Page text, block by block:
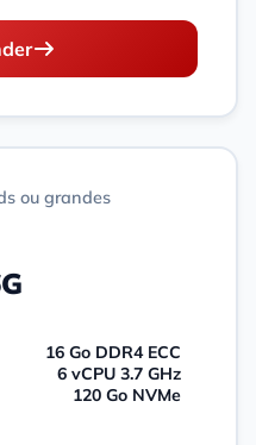
ou grandes
16 Go DDR4 ECC
6 vCPU 3.7 GHz
120 Go NVMe